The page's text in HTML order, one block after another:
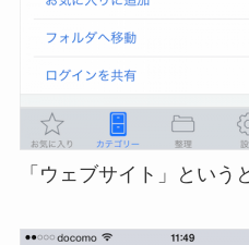
「ウェブサイト」という